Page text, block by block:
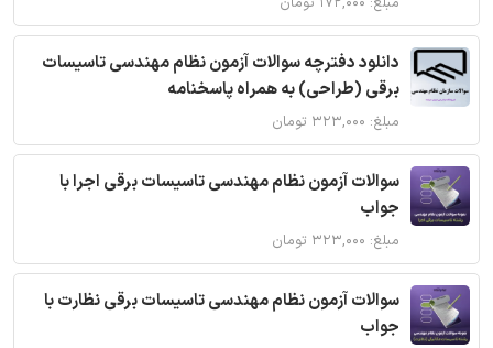
دانلود دفترچه سوالات آزمون نظام مهندسی تاسیسات
برقی (طراحی) به همراه پاسخنامه
مبلغ: ۳۲۳,۰۰۰ تومان
سوالات آزمون نظام مهندسی تاسیسات برقی اجرا با
جواب
مبلغ: ۳۲۳,۰۰۰ تومان
سوالات آزمون نظام مهندسی تاسیسات برقی نظارت با
جواب